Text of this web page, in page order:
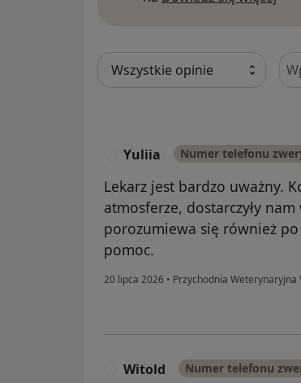
Yuliia Numer telefonu
Lekarz jest bardzo uważny.
atmosferze, dostarczyły
porozumiewa się również
pomoc.
20 lipca 2026 • Przychodnia Weterynaryjna
Witold Numer telefonu